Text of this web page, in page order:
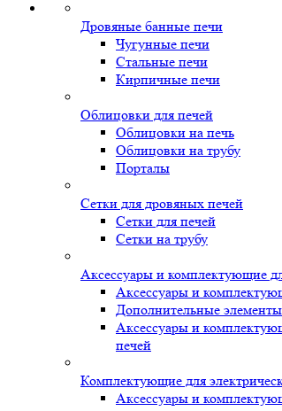
Дровяные банные печи
Чугунные печи
Стальные печи
Кирпичные печи
Облицовки для печей
Облицовки на печь
Облицовки на трубу
Порталы
Сетки для дровяных печей
Сетки для печей
Сетки на трубу
Аксессуары и комплектующие
Аксессуары и
Дополнительные
Аксессуары и
печей
Комплектующие для
Аксессуары и